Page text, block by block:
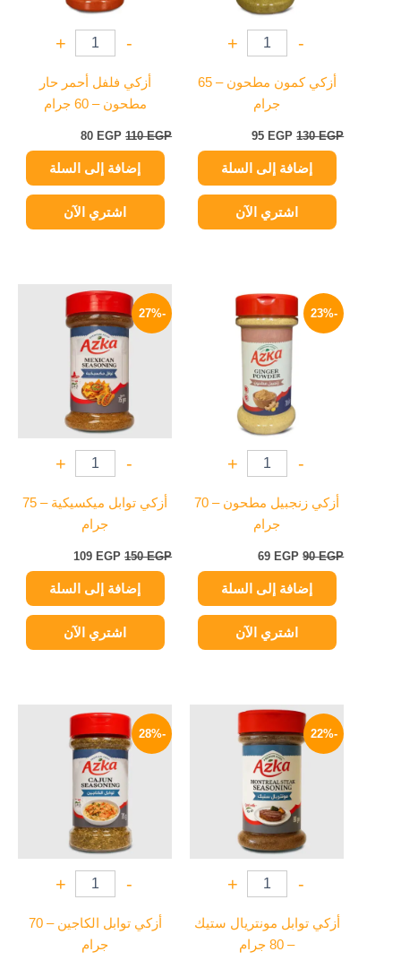
-
+
أزكي كمون مطحون – 65
جرام
130EGP
95 EGP
إضافة إلى السلة
اشتري الآن
-
+
أزكي فلفل أحمر حار
مطحون – 60 جرام
110EGP
80 EGP
إضافة إلى السلة
اشتري الآن
-23%
-
+
أزكي زنجبيل مطحون – 70
جرام
90EGP
السعر
الأصلي
هو:
90 EGP.
69 EGP
السعر
الحالي
هو:
إضافة إلى السلة
اشتري الآن
-27%
-
+
أزكي توابل ميكسيكية – 75
جرام
150EGP
السعر
الأصلي
هو:
150 EGP.
109 EGP
السعر
هو:
109 EGP.
إضافة إلى السلة
اشتري الآن
-22%
-
+
أزكي توابل مونتريال ستيك
– 80 جرام
السعر
هو:
120 EGP.
السعر
هو:
94 EGP.
-28%
-
+
أزكي توابل الكاجين – 70
جرام
السعر
الأصلي
هو:
125 EGP.
السعر
هو:
90 EGP.